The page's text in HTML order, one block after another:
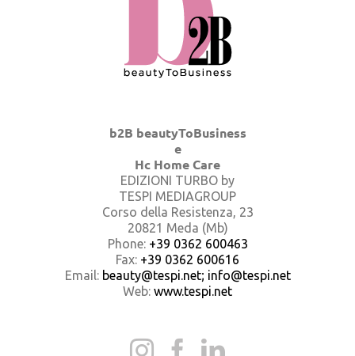
b2B beautyToBusiness
e
Hc Home Care
EDIZIONI TURBO by
TESPI MEDIAGROUP
Corso della Resistenza, 23
20821 Meda (Mb)
Phone: +39 0362 600463
Fax: +39 0362 600616
Email: beauty@tespi.net; info@tespi.net
Web: www.tespi.net